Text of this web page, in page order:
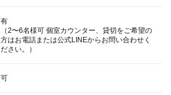
有
（2〜6名様可 個室カウンター、貸切をご希望の
方はお電話または公式LINEからお問い合わせく
ださい。）
可